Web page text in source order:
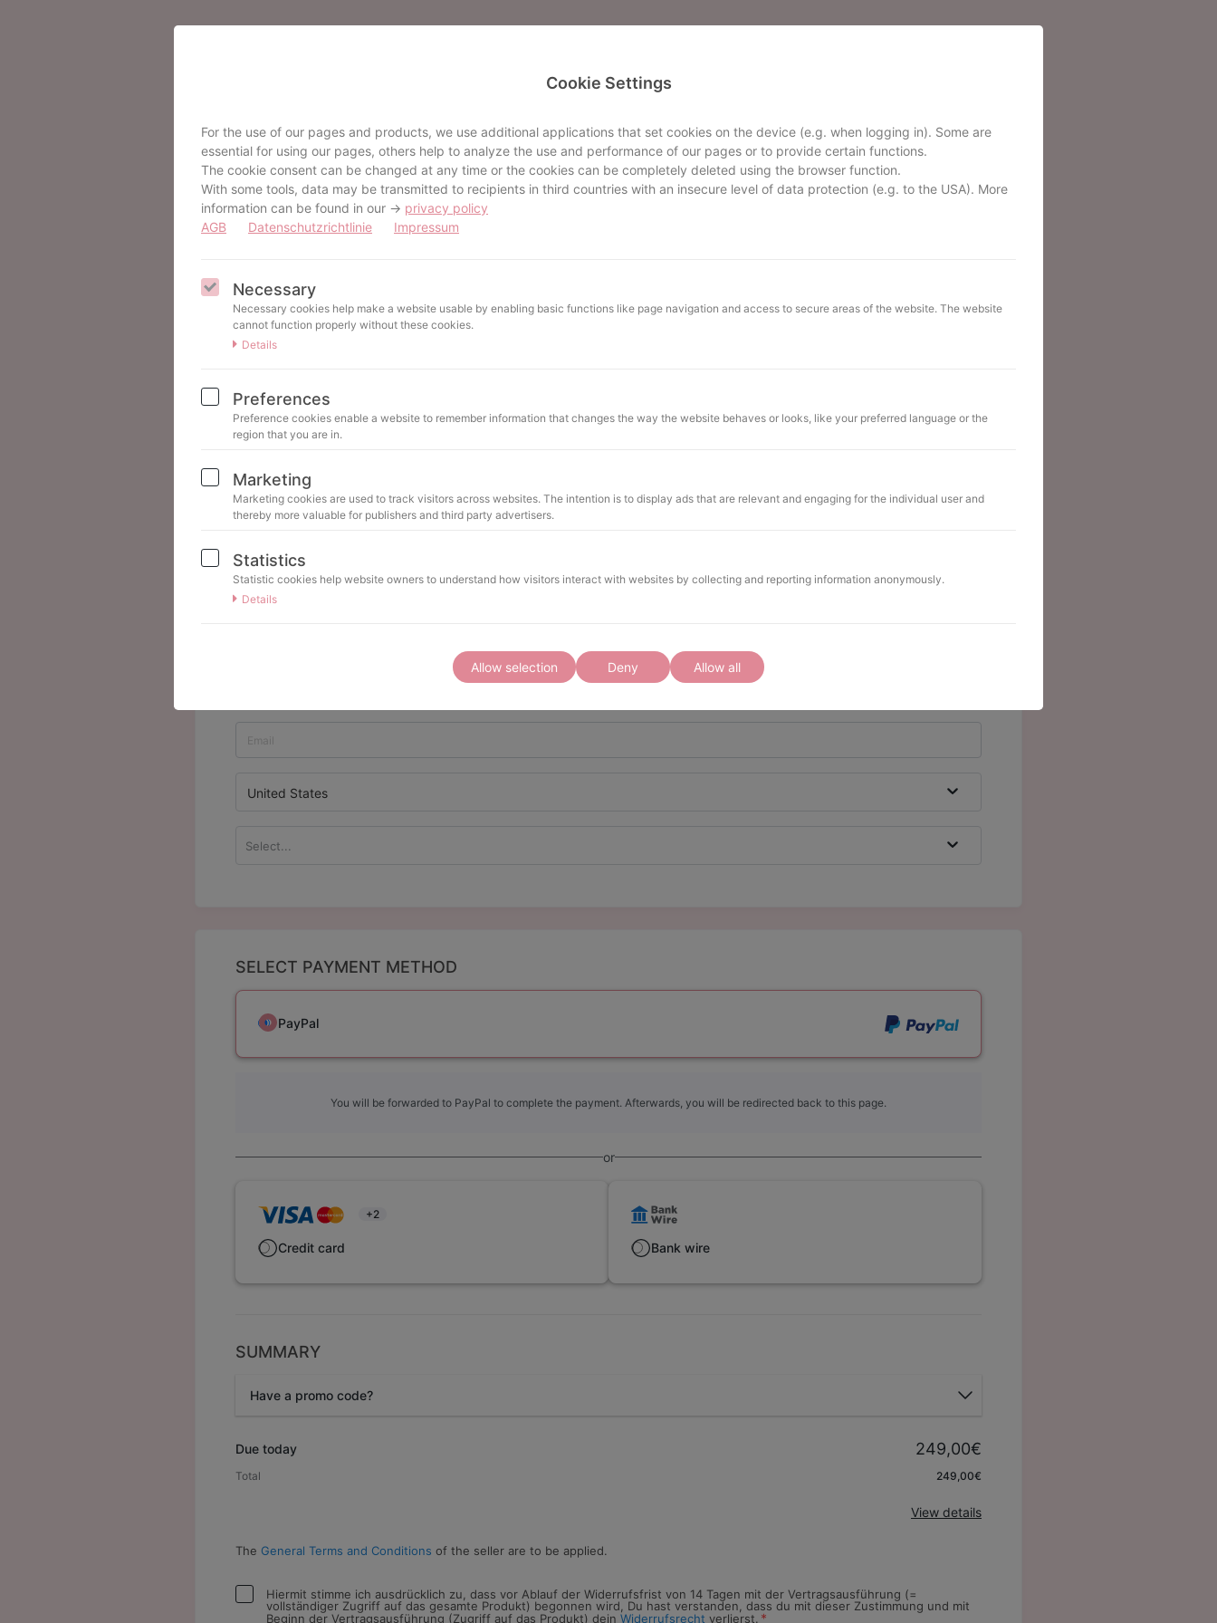
Organisiere deine Business-Unterlagen klar & entspannt Selbständig zu sein bedeutet oft: viele Dokumente, viele
Alles hängt zusammen. Und genau deshalb wird es schnell unübersichtlich.
Der Master-Ordner BUSINESS 2.0 zeigt Schritt für Schritt, wie du deine Unterlagen so strukturierst, dass du jederzeit
weißt, wo was ist. Analog und digital greifen ineinander, sodass du weniger suchst, schneller arbeitest und den Kopf
frei hast. Ein System, das dich in deinem Business-Alltag unterstützt und auch dann, wenn es mal stressig wird.
Master-Ordner BUSINESS 2.0
Master-Ordner 2.0
I'M ORDERING AS
United States
Select...
SELECT PAYMENT METHOD
PayPal
You will be forwarded to PayPal to complete the payment. Afterwards, you will be redirected back to this page.
or
+2
Credit card Bank wire
SUMMARY
Have a promo code?
Due today 249,00€
Total 249,00€
View details
The General Terms and Conditions of the seller are to be applied.
Hiermit stimme ich ausdrücklich zu, dass vor Ablauf der Widerrufsfrist von 14 Tagen mit der Vertragsausführung (=
vollständiger Zugriff auf das gesamte Produkt) begonnen wird, Du hast verstanden, dass du mit dieser Zustimmung und mit
Beginn der Vertragsausführung (Zugriff auf das Produkt) dein Widerrufsrecht verlierst. *
Cookie Settings
For the use of our pages and products, we use additional applications that set cookies on the device (e.g. when logging in). Some are
essential for using our pages, others help to analyze the use and performance of our pages or to provide certain functions.
The cookie consent can be changed at any time or the cookies can be completely deleted using the browser function.
With some tools, data may be transmitted to recipients in third countries with an insecure level of data protection (e.g. to the USA). More
information can be found in our -> privacy policy
AGB
Datenschutzrichtlinie Impressum
Necessary
Necessary cookies help make a website usable by enabling basic functions like page navigation and access to secure areas of the website. The website
cannot function properly without these cookies.
Details
Preferences
Preference cookies enable a website to remember information that changes the way the website behaves or looks, like your preferred language or the
region that you are in.
Marketing
Marketing cookies are used to track visitors across websites. The intention is to display ads that are relevant and engaging for the individual user and
thereby more valuable for publishers and third party advertisers.
Statistics
Statistic cookies help website owners to understand how visitors interact with websites by collecting and reporting information anonymously.
Details
Allow selection Deny Allow all